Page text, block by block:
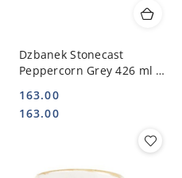
Dzbanek Stonecast
Peppercorn Grey 426 ml |
Cena:
163.00
Cena:
163.00